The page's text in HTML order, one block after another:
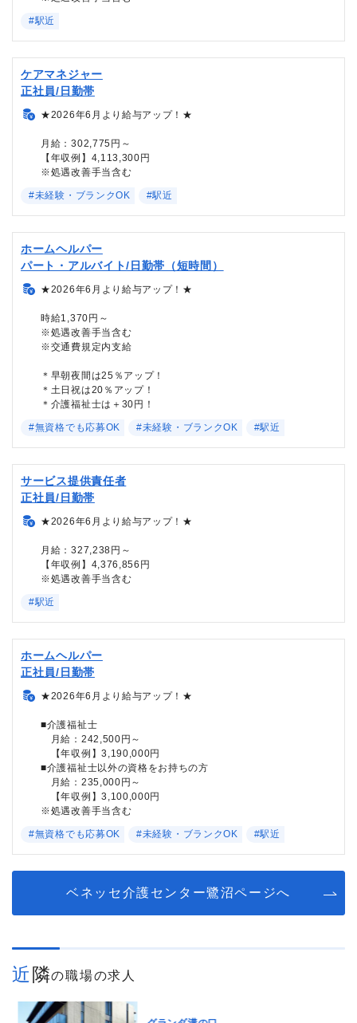
#駅近
ケアマネジャー
正社員/日勤帯
★2026年6月より給与アップ！★
月給：302,775円～
【年収例】4,113,300円
※処遇改善手当含む
#未経験・ブランクOK #駅近
ホームヘルパー
パート・アルバイト/日勤帯（短時間）
★2026年6月より給与アップ！★
時給1,370円～
※処遇改善手当含む
※交通費規定内支給
＊早朝夜間は25％アップ！
＊土日祝は20％アップ！
＊介護福祉士は＋30円！
#無資格でも応募OK #未経験・ブランクOK #駅近
サービス提供責任者
正社員/日勤帯
★2026年6月より給与アップ！★
月給：327,238円～
【年収例】4,376,856円
※処遇改善手当含む
#駅近
ホームヘルパー
正社員/日勤帯
★2026年6月より給与アップ！★
■介護福祉士
月給：242,500円～
【年収例】3,190,000円
■介護福祉士以外の資格をお持ちの方
月給：235,000円～
【年収例】3,100,000円
※処遇改善手当含む
#無資格でも応募OK #未経験・ブランクOK #駅近
ベネッセ介護センター鷺沼ページへ
近隣の職場の求人